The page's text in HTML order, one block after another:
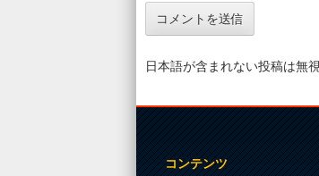
日本語が含まれない投稿は無
コンテンツ